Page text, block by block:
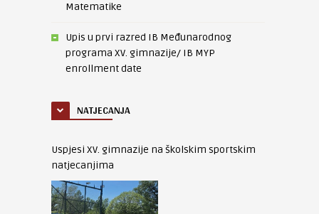
Matematike
Upis u prvi razred IB Međunarodnog
programa XV. gimnazije/ IB MYP
enrollment date
NATJECANJA
Uspjesi XV. gimnazije na školskim sportskim
natjecanjima